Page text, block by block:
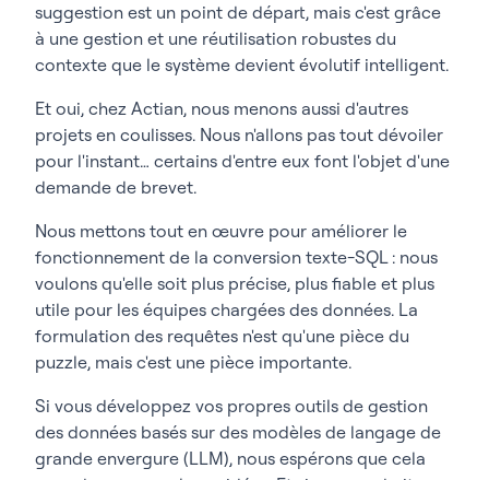
suggestion est un point de départ, mais c'est grâce
à une gestion et une réutilisation robustes du
contexte que le système devient évolutif intelligent.
Et oui, chez Actian, nous menons aussi d'autres
projets en coulisses. Nous n'allons pas tout dévoiler
pour l'instant… certains d'entre eux font l'objet d'une
demande de brevet.
Nous mettons tout en œuvre pour améliorer le
fonctionnement de la conversion texte-SQL : nous
voulons qu'elle soit plus précise, plus fiable et plus
utile pour les équipes chargées des données. La
formulation des requêtes n'est qu'une pièce du
puzzle, mais c'est une pièce importante.
Si vous développez vos propres outils de gestion
des données basés sur des modèles de langage de
grande envergure (LLM), nous espérons que cela